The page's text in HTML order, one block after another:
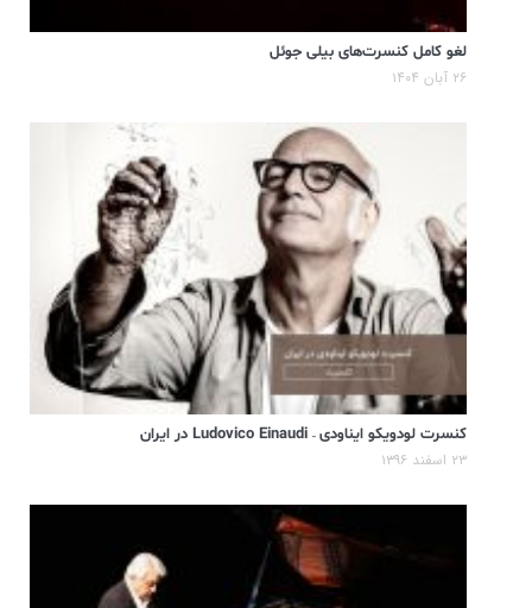
لغو کامل کنسرت‌های بیلی جوئل
۲۶ آبان ۱۴۰۴
کنسرت لودویکو ایناودی – Ludovico Einaudi در ایران
۲۳ اسفند ۱۳۹۶